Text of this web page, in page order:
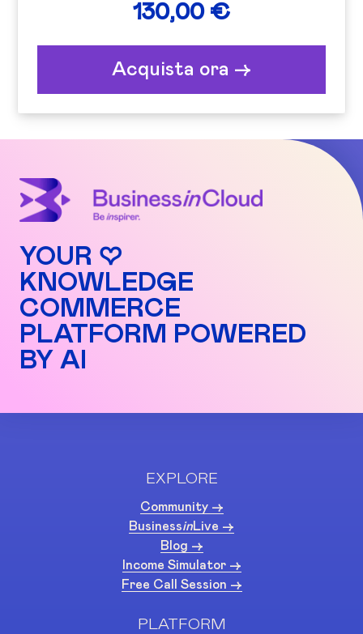
130,00 €
Acquista ora ->
YOUR ♡
KNOWLEDGE
COMMERCE
PLATFORM POWERED
BY AI
EXPLORE
Community ->
BusinessinLive ->
Blog ->
Income Simulator ->
Free Call Session ->
PLATFORM